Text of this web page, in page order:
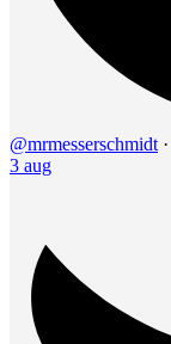
@mrmesserschmidt ·
3 aug